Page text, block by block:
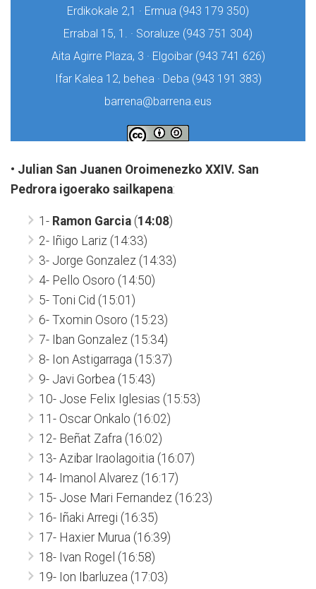
• Julian San Juanen Oroimenezko XXIV. San
Pedrora igoerako sailkapena:
1- Ramon Garcia (14:08)
2- Iñigo Lariz (14:33)
3- Jorge Gonzalez (14:33)
4- Pello Osoro (14:50)
5- Toni Cid (15:01)
6- Txomin Osoro (15:23)
7- Iban Gonzalez (15:34)
8- Ion Astigarraga (15:37)
9- Javi Gorbea (15:43)
10- Jose Felix Iglesias (15:53)
11- Oscar Onkalo (16:02)
12- Beñat Zafra (16:02)
13- Azibar Iraolagoitia (16:07)
14- Imanol Alvarez (16:17)
15- Jose Mari Fernandez (16:23)
16- Iñaki Arregi (16:35)
17- Haxier Murua (16:39)
18- Ivan Rogel (16:58)
19- Ion Ibarluzea (17:03)